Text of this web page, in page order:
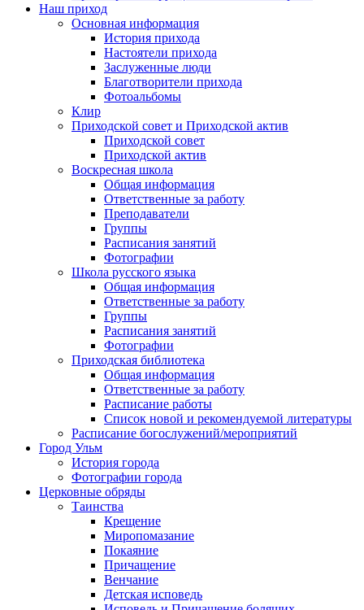
Наш приход
Основная информация
История прихода
Настоятели прихода
Заслуженные люди
Благотворители прихода
Фотоальбомы
Клир
Приходской совет и Приходской актив
Приходской совет
Приходской актив
Воскресная школа
Общая информация
Ответственные за работу
Преподаватели
Группы
Расписания занятий
Фотографии
Школа русского языка
Общая информация
Ответственные за работу
Группы
Расписания занятий
Фотографии
Приходская библиотека
Общая информация
Ответственные за работу
Расписание работы
Список новой и рекомендуемой литературы
Расписание богослужений/мероприятий
Город Ульм
История города
Фотографии города
Церковные обряды
Таинства
Крещение
Миропомазание
Покаяние
Причащение
Венчание
Детская исповедь